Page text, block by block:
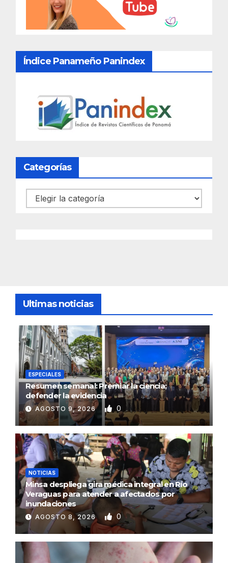
Índice Panameño Panindex
Categorías
Categorías
Ultimas noticias
ESPECIALES
Resumen semanal: Premiar la ciencia;
defender la evidencia
AGOSTO 9, 2026 0
NOTICIAS
Minsa despliega gira médica integral en Río
Veraguas para atender a afectados por
inundaciones
AGOSTO 8, 2026 0